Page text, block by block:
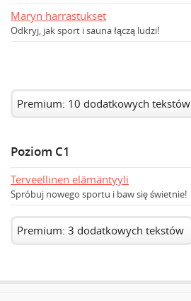
Maryn harrastukset
Odkryj, jak sport i sauna łączą ludzi!
Premium: 10 dodatkowych tekstów
Poziom C1
Terveellinen elämäntyyli
Spróbuj nowego sportu i baw się świetnie!
Premium: 3 dodatkowych tekstów